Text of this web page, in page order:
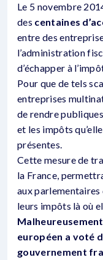
Le 5 novembre
des centaines
entre des
l’administration
d’échapper à
Pour que de tels
entreprises
de rendre
et les impôts
présentes.
Cette mesure de
la France,
aux
leurs impôts là où
européen a voté
gouvernement